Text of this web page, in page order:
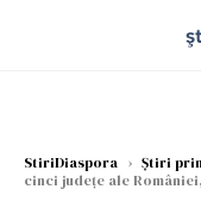
StiriDiaspora › Știri
cinci județe ale